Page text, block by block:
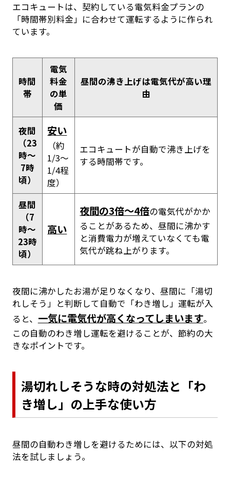
エコキュートは、契約している電気料金プランの
「時間帯別料金」に合わせて運転するように作られ
ています。
時間
帯
電気
料金
の単
価
昼間の沸き上げは電気代が高い理
由
夜間
（23
時〜
7時
頃）
安い
（約
1/3〜
1/4程
度）
エコキュートが自動で沸き上げを
する時間帯です。
昼間
（7
時〜
23時
頃）
高い
夜間の3倍〜4倍の電気代がかか
ることがあるため、昼間に沸かす
と消費電力が増えていなくても電
気代が跳ね上がります。
夜間に沸かしたお湯が足りなくなり、昼間に「湯切
れしそう」と判断して自動で「わき増し」運転が入
ると、 一気に電気代が高くなってしまいます。
この自動のわき増し運転を避けることが、節約の大
きなポイントです。
湯切れしそうな時の対処法と「わ
き増し」の上手な使い方
昼間の自動わき増しを避けるためには、以下の対処
法を試しましょう。